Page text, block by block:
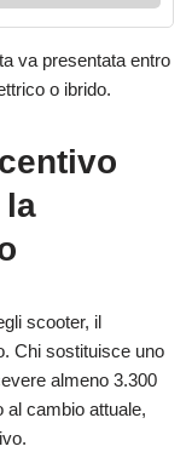
va presentata entro
o ibrido.
la
scooter, il
Chi sostituisce uno
almeno 3.300
al cambio attuale,